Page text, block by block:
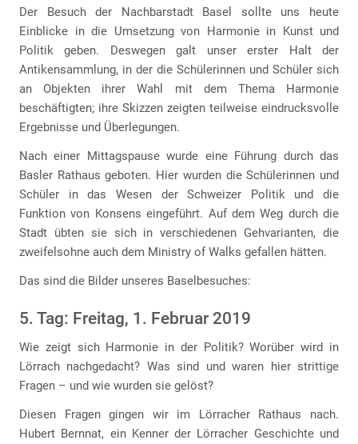
Der Besuch der Nachbarstadt Basel sollte uns heute
Einblicke in die Umsetzung von Harmonie in Kunst und
Politik geben. Deswegen galt unser erster Halt der
Antikensammlung, in der die Schülerinnen und Schüler sich
an Objekten ihrer Wahl mit dem Thema Harmonie
beschäftigten; ihre Skizzen zeigten teilweise eindrucksvolle
Ergebnisse und Überlegungen.
Nach einer Mittagspause wurde eine Führung durch das
Basler Rathaus geboten. Hier wurden die Schülerinnen und
Schüler in das Wesen der Schweizer Politik und die
Funktion von Konsens eingeführt. Auf dem Weg durch die
Stadt übten sie sich in verschiedenen Gehvarianten, die
zweifelsohne auch dem Ministry of Walks gefallen hätten.
Das sind die Bilder unseres Baselbesuches:
5. Tag: Freitag, 1. Februar 2019
Wie zeigt sich Harmonie in der Politik? Worüber wird in
Lörrach nachgedacht? Was sind und waren hier strittige
Fragen – und wie wurden sie gelöst?
Diesen Fragen gingen wir im Lörracher Rathaus nach.
Hubert Bernnat, ein Kenner der Lörracher Geschichte und